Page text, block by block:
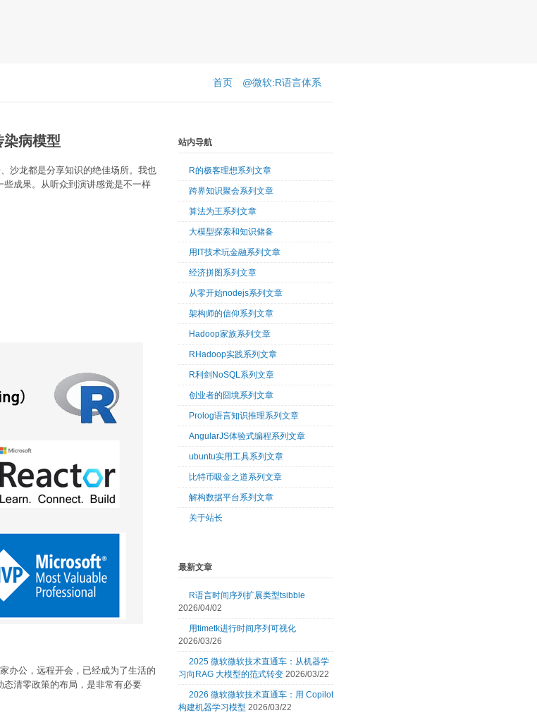
首页 @微软:R语言体系
病模型
沙龙都是分享知识的绝佳场所。我也
成果。从听众到演讲感觉是不一样
办公，远程开会，已经成为了生活的
清零政策的布局，是非常有必要
站内导航
R的极客理想系列文章
跨界知识聚会系列文章
算法为王系列文章
大模型探索和知识储备
用IT技术玩金融系列文章
经济拼图系列文章
从零开始nodejs系列文章
架构师的信仰系列文章
Hadoop家族系列文章
RHadoop实践系列文章
R利剑NoSQL系列文章
创业者的囧境系列文章
Prolog语言知识推理系列文章
AngularJS体验式编程系列文章
ubuntu实用工具系列文章
比特币吸金之道系列文章
解构数据平台系列文章
关于站长
最新文章
R语言时间序列扩展类型tsibble
2026/04/02
用timetk进行时间序列可视化
2026/03/26
2025 微软微软技术直通车：从机器学
习向RAG 大模型的范式转变 2026/03/22
2026 微软微软技术直通车：用 Copilot
构建机器学习模型 2026/03/22